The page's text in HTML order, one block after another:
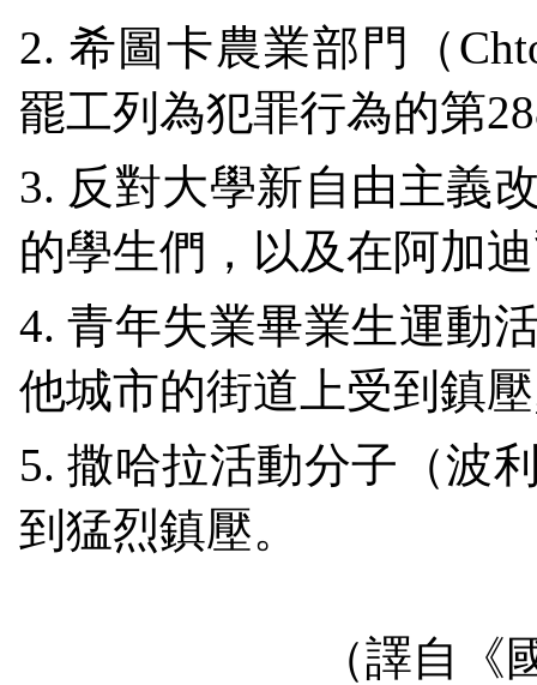
2. 希圖卡農業部門（
罷工列為犯罪行為的第
3. 反對大學新自由主義
的學生們，以及在阿加
4.青年失業畢業生運動
他城市的街道上受到鎮壓
5.撒哈拉活動分子（波
到猛烈鎮壓。
（譯自